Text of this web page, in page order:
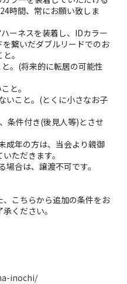
時間、常にお願い致しま
ーネスを装着し、IDカラー
繋いだダブルリードでのお
。
。(将来的に転居の可能性
と。
いこと。(とくに小さなお子
条件付き(後見人等)とさせ
成年の方は、当会より親御
ただきます。
合は、譲渡不可です。
こちらから追加の条件をお
ください。
inochi/